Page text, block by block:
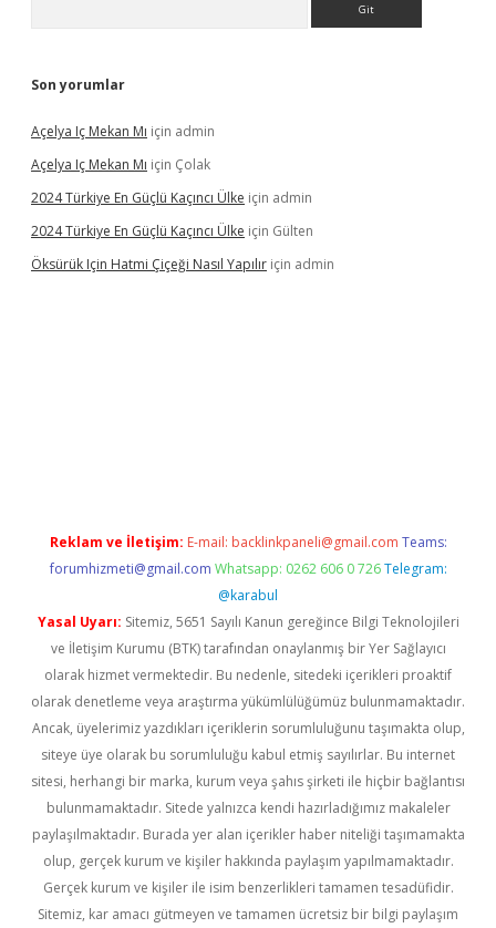
Son yorumlar
Açelya Iç Mekan Mı için admin
Açelya Iç Mekan Mı için Çolak
2024 Türkiye En Güçlü Kaçıncı Ülke için admin
2024 Türkiye En Güçlü Kaçıncı Ülke için Gülten
Öksürük Için Hatmi Çiçeği Nasıl Yapılır için admin
Reklam ve İletişim: E-mail: backlinkpaneli@gmail.com Teams:
forumhizmeti@gmail.com Whatsapp: 0262 606 0 726 Telegram:
@karabul
Yasal Uyarı: Sitemiz, 5651 Sayılı Kanun gereğince Bilgi Teknolojileri
ve İletişim Kurumu (BTK) tarafından onaylanmış bir Yer Sağlayıcı
olarak hizmet vermektedir. Bu nedenle, sitedeki içerikleri proaktif
olarak denetleme veya araştırma yükümlülüğümüz bulunmamaktadır.
Ancak, üyelerimiz yazdıkları içeriklerin sorumluluğunu taşımakta olup,
siteye üye olarak bu sorumluluğu kabul etmiş sayılırlar. Bu internet
sitesi, herhangi bir marka, kurum veya şahıs şirketi ile hiçbir bağlantısı
bulunmamaktadır. Sitede yalnızca kendi hazırladığımız makaleler
paylaşılmaktadır. Burada yer alan içerikler haber niteliği taşımamakta
olup, gerçek kurum ve kişiler hakkında paylaşım yapılmamaktadır.
Gerçek kurum ve kişiler ile isim benzerlikleri tamamen tesadüfidir.
Sitemiz, kar amacı gütmeyen ve tamamen ücretsiz bir bilgi paylaşım